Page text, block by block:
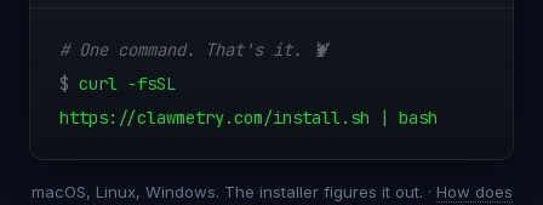
# One command. That's it. 🦞
$ curl -fsSL
https://clawmetry.com/install.sh | bash
macOS, Linux, Windows. The installer figures it out. · How does